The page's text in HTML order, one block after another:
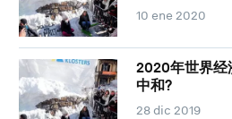
10 ene 2020
2020年世界经
中和?
28 dic 2019